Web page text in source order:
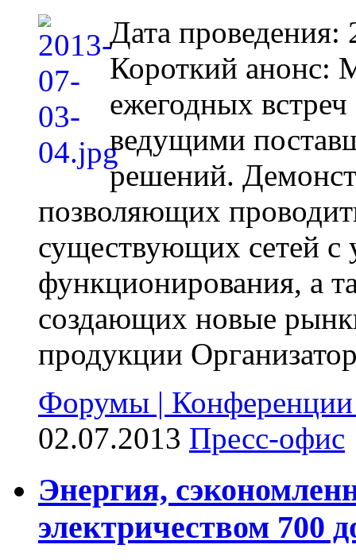
Дата проведения:
Короткий анонс:
ежегодных встреч
ведущими
решений.
позволяющих
существующих сетей с
функционирования, а
создающих новые
продукции
Форумы |
02.07.2013 Пресс-офис
Энергия,
электричеством 700